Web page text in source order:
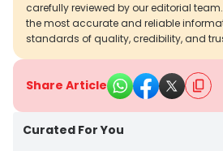
carefully reviewed by our editorial
the most accurate and reliable
standards of quality, credibility, and
Share Article
Curated For You